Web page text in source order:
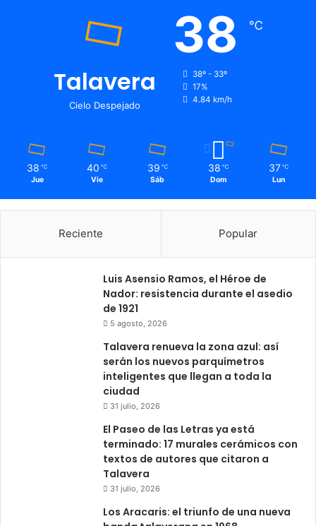
Talavera
Cielo Despejado
38 ℃
38º - 33º
17%
4.84 km/h
38 ℃
Jue
40 ℃
Vie
39 ℃
Sáb
38 ℃
Dom
37 ℃
Lun
Reciente Popular
Luis Asensio Ramos, el Héroe de
Nador: resistencia durante el asedio
de 1921
5 agosto, 2026
Talavera renueva la zona azul: así
serán los nuevos parquímetros
inteligentes que llegan a toda la
ciudad
31 julio, 2026
El Paseo de las Letras ya está
terminado: 17 murales cerámicos con
textos de autores que citaron a
Talavera
31 julio, 2026
Los Aracaris: el triunfo de una nueva